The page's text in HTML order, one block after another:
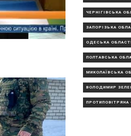
ЧЕРНІГІВСЬКА
ЗАПОРІЗЬКА
ОДЕСЬКА
ПОЛТАВСЬКА
МИКОЛАЇВСЬКА
ВОЛОДИМИР